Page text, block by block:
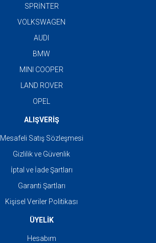
SPRİNTER
VOLKSWAGEN
AUDI
BMW
MINI COOPER
LAND ROVER
OPEL
ALIŞVERİŞ
Mesafeli Satış Sözleşmesi
Gizlilik ve Güvenlik
İptal ve İade Şartları
Garanti Şartları
Kişisel Veriler Politikası
ÜYELİK
Hesabım